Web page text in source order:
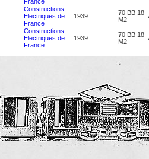
Constructions
Electriques de
France
1939
70 BB 18
M2
Constructions
Electriques de
France
1939
70 BB 18
M2